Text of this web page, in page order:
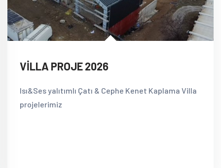
VİLLA PROJE 2026
Isı&Ses yalıtımlı Çatı & Cephe Kenet Kaplama Villa
projelerimiz